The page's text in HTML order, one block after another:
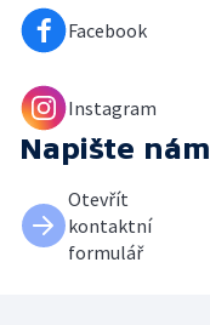
Facebook
Instagram
Napište nám
Otevřít
kontaktní
formulář